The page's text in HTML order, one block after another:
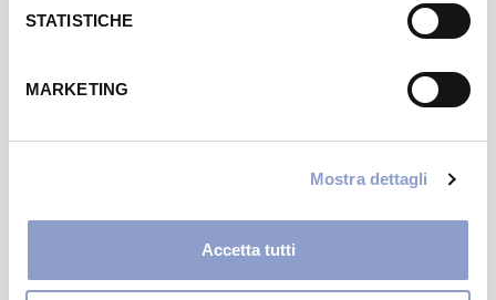
STATISTICHE
MARKETING
Mostra dettagli
Accetta tutti
Potrebbero
NEGOZIO